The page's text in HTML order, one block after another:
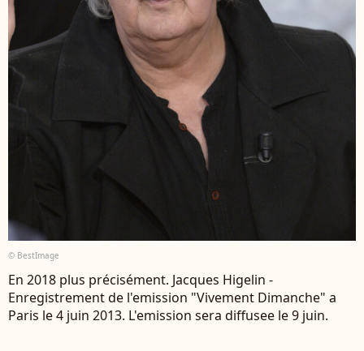
© BestImage
En 2018 plus précisément. Jacques Higelin -
Enregistrement de l'emission "Vivement Dimanche" a
Paris le 4 juin 2013. L'emission sera diffusee le 9 juin.